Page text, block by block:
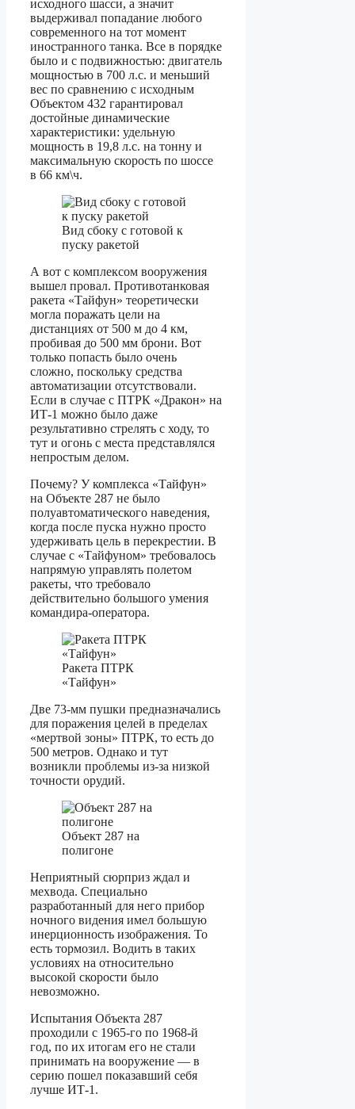
исходного шасси, а значит
выдерживал попадание любого
современного на тот момент
иностранного танка. Все в порядке
было и с подвижностью: двигатель
мощностью в 700 л.с. и меньший
вес по сравнению с исходным
Объектом 432 гарантировал
достойные динамические
характеристики: удельную
мощность в 19,8 л.с. на тонну и
максимальную скорость по шоссе
в 66 км\ч.
Вид сбоку с готовой к
пуску ракетой
А вот с комплексом вооружения
вышел провал. Противотанковая
ракета «Тайфун» теоретически
могла поражать цели на
дистанциях от 500 м до 4 км,
пробивая до 500 мм брони. Вот
только попасть было очень
сложно, поскольку средства
автоматизации отсутствовали.
Если в случае с ПТРК «Дракон» на
ИТ-1 можно было даже
результативно стрелять с ходу, то
тут и огонь с места представлялся
непростым делом.
Почему? У комплекса «Тайфун»
на Объекте 287 не было
полуавтоматического наведения,
когда после пуска нужно просто
удерживать цель в перекрестии. В
случае с «Тайфуном» требовалось
напрямую управлять полетом
ракеты, что требовало
действительно большого умения
командира-оператора.
Ракета ПТРК
«Тайфун»
Две 73-мм пушки предназначались
для поражения целей в пределах
«мертвой зоны» ПТРК, то есть до
500 метров. Однако и тут
возникли проблемы из-за низкой
точности орудий.
Объект 287 на
полигоне
Неприятный сюрприз ждал и
мехвода. Специально
разработанный для него прибор
ночного видения имел большую
инерционность изображения. То
есть тормозил. Водить в таких
условиях на относительно
высокой скорости было
невозможно.
Испытания Объекта 287
проходили с 1965-го по 1968-й
год, по их итогам его не стали
принимать на вооружение — в
серию пошел показавший себя
лучше ИТ-1.